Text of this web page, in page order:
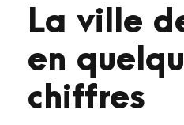
La ville
en
chiffres